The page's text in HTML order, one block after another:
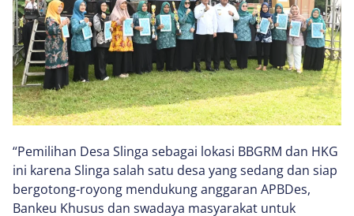
“Pemilihan Desa Slinga sebagai lokasi BBGRM dan HKG
ini karena Slinga salah satu desa yang sedang dan siap
bergotong-royong mendukung anggaran APBDes,
Bankeu Khusus dan swadaya masyarakat untuk